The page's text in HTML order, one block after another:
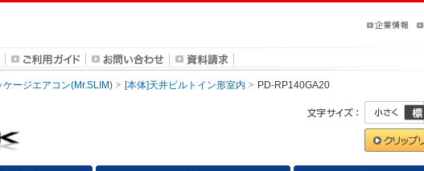
ージエアコン(Mr.SLIM) [本体]天井ビルトイン形室内 PD-RP140GA20